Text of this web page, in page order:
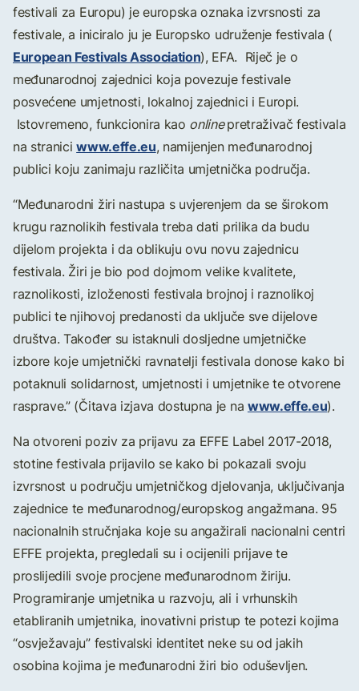
festivali za Europu) je europska oznaka izvrsnosti za
festivale, a iniciralo ju je Europsko udruženje festivala (
European Festivals Association), EFA. Riječ je o
međunarodnoj zajednici koja povezuje festivale
posvećene umjetnosti, lokalnoj zajednici i Europi.
Istovremeno, funkcionira kao onlinepretraživač festivala
na straniciwww.effe.eu, namijenjen međunarodnoj
publici koju zanimaju različita umjetnička područja.
“Međunarodni žiri nastupa s uvjerenjem da se širokom
krugu raznolikih festivala treba dati prilika da budu
dijelom projekta i da oblikuju ovu novu zajednicu
festivala. Žiri je bio pod dojmom velike kvalitete,
raznolikosti, izloženosti festivala brojnoj i raznolikoj
publici te njihovoj predanosti da uključe sve dijelove
društva. Također su istaknuli dosljedne umjetničke
izbore koje umjetnički ravnatelji festivala donose kako bi
potaknuli solidarnost, umjetnosti i umjetnike te otvorene
rasprave.” (Čitava izjava dostupna je na www.effe.eu).
Na otvoreni poziv za prijavu za EFFE Label 2017-2018,
stotine festivala prijavilo se kako bi pokazali svoju
izvrsnost u području umjetničkog djelovanja, uključivanja
zajednice te međunarodnog/europskog angažmana. 95
nacionalnih stručnjaka koje su angažirali nacionalni centri
EFFE projekta, pregledali su i ocijenili prijave te
proslijedili svoje procjene međunarodnom žiriju.
Programiranje umjetnika u razvoju, ali i vrhunskih
etabliranih umjetnika, inovativni pristup te potezi kojima
“osvježavaju” festivalski identitet neke su od jakih
osobina kojima je međunarodni žiri bio oduševljen.